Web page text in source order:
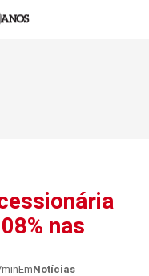
nas
EmNotícias